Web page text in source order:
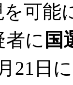
可能
者に 国
21日